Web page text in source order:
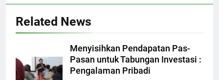
Related News
Menyisihkan Pendapatan Pas-
Pasan untuk Tabungan Investasi :
Pengalaman Pribadi